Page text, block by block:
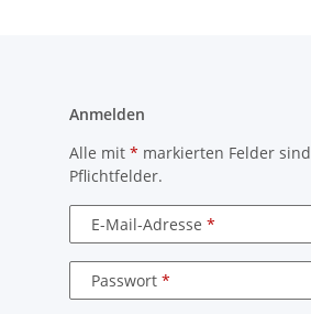
Anmelden
Alle mit * markierten Felder sind
Pflichtfelder.
E-Mail-Adresse
Passwort